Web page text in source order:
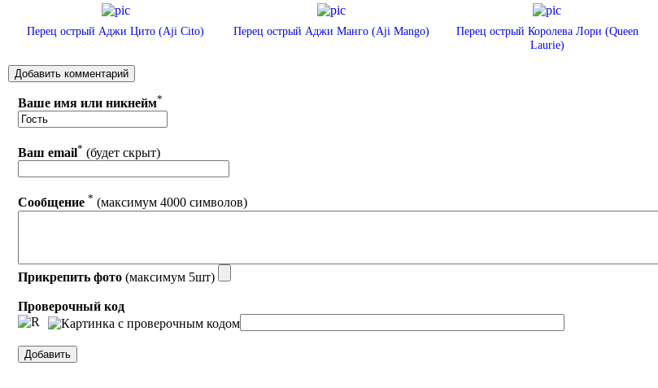
Перец острый Аджи Цито (Aji Cito) Перец острый Аджи Манго (Aji Mango)
Перец острый Королева Лори (Queen
Laurie)
Ваше имя или никнейм*
Ваш email* (будет скрыт)
Сообщение * (максимум 4000 символов)
Прикрепить фото (максимум 5шт)
Проверочный код